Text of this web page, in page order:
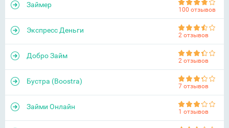
Займер
100 отзывов
Экспресс Деньги
2 отзывов
Добро Займ
2 отзывов
Бустра (Boostra)
7 отзывов
Займи Онлайн
1 отзывов